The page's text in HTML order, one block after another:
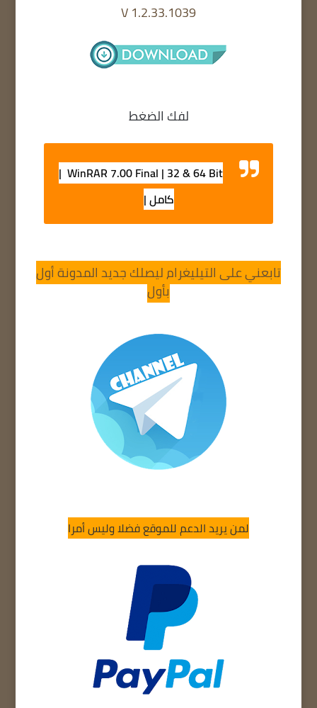
V 1.2.33.1039
لفك الضغط
WinRAR 7.00 Final | 32 & 64 Bit |
كامل |
تابعني على التيليغرام ليصلك جديد المدونة أول
بأول
لمن يريد الدعم للموقع فضلا وليس أمرا